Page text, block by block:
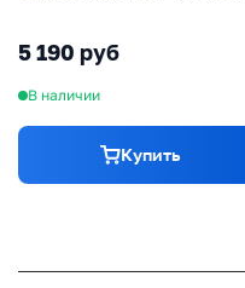
5 190 руб
В наличии
Купить